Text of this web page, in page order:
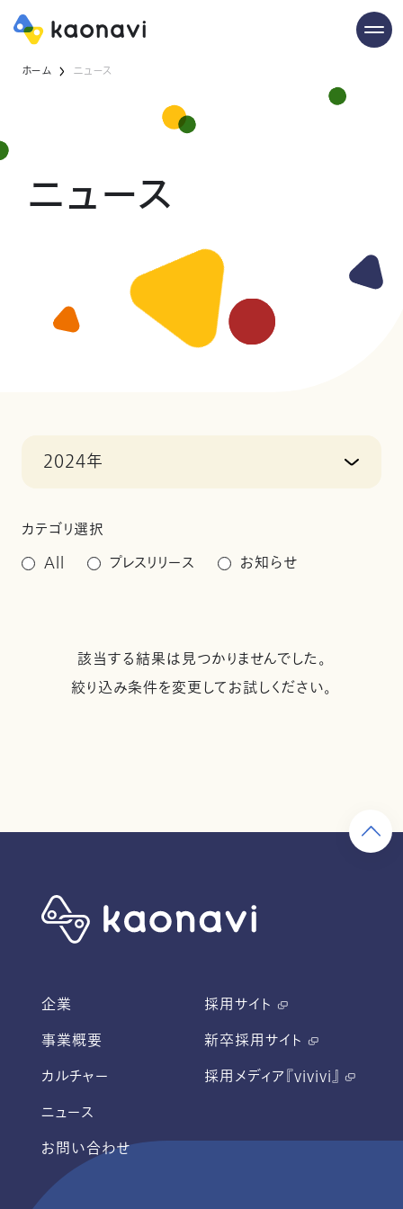
ホーム ニュース
ニュース
2024年
カテゴリ選択
All
プレスリリース お知らせ
該当する結果は見つかりませんでした。
絞り込み条件を変更してお試しください。
企業
事業概要
カルチャー
ニュース
お問い合わせ
採用サイト
新卒採用サイト
採用メディア『vivivi』